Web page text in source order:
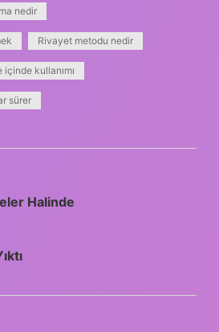
nedir
Rivayet metodu nedir
kullanımı
sürer
Halinde